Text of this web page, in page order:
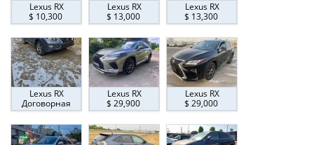
Lexus RX
$ 10,300
Lexus RX
$ 13,000
Lexus RX
$ 13,300
Lexus RX
Договорная
Lexus RX
$ 29,900
Lexus RX
$ 29,000